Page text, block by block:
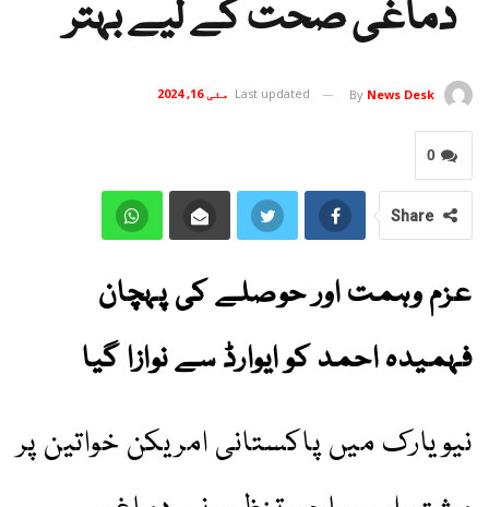
دماغی صحت کے لیے بہتر
By News Desk
Last updated مئی 16, 2024
0
Share
عزم وہمت اور حوصلے کی پہچان
فہمیدہ احمد کو ایوارڈ سے نوازا گیا
نیویارک میں پاکستانی امریکن خواتین پر